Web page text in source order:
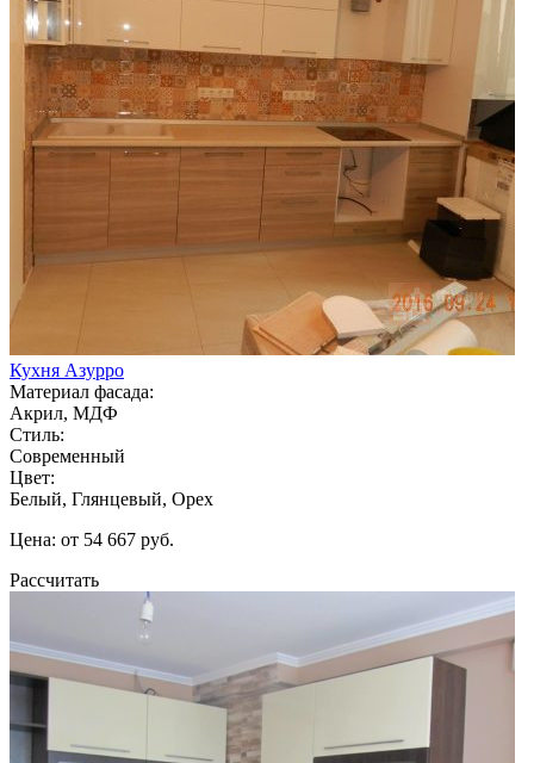
Кухня Азурро
Материал фасада:
Акрил, МДФ
Стиль:
Современный
Цвет:
Белый, Глянцевый, Орех
Цена: от 54 667 руб.
Рассчитать